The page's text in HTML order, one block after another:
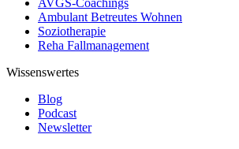
AVGS-Coachings
Ambulant Betreutes Wohnen
Soziotherapie
Reha Fallmanagement
Wissenswertes
Blog
Podcast
Newsletter